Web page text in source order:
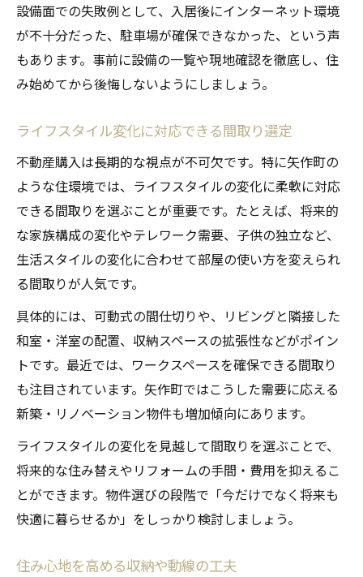
設備面での失敗例として、入居後にインターネット環境
が不十分だった、駐車場が確保できなかった、という声
もあります。事前に設備の一覧や現地確認を徹底し、住
み始めてから後悔しないようにしましょう。
ライフスタイル変化に対応できる間取り選定
不動産購入は長期的な視点が不可欠です。特に矢作町の
ような住環境では、ライフスタイルの変化に柔軟に対応
できる間取りを選ぶことが重要です。たとえば、将来的
な家族構成の変化やテレワーク需要、子供の独立など、
生活スタイルの変化に合わせて部屋の使い方を変えられ
る間取りが人気です。
具体的には、可動式の間仕切りや、リビングと隣接した
和室・洋室の配置、収納スペースの拡張性などがポイン
トです。最近では、ワークスペースを確保できる間取り
も注目されています。矢作町ではこうした需要に応える
新築・リノベーション物件も増加傾向にあります。
ライフスタイルの変化を見越して間取りを選ぶことで、
将来的な住み替えやリフォームの手間・費用を抑えるこ
とができます。物件選びの段階で「今だけでなく将来も
快適に暮らせるか」をしっかり検討しましょう。
住み心地を高める収納や動線の工夫